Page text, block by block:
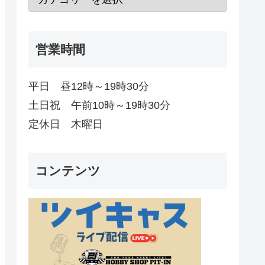
営業時間
平日 昼12時～19時30分
土日祝 午前10時～19時30分
定休日 木曜日
コンテンツ